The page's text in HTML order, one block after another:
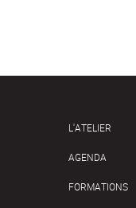
L'ATELIER
AGENDA
FORMATIONS